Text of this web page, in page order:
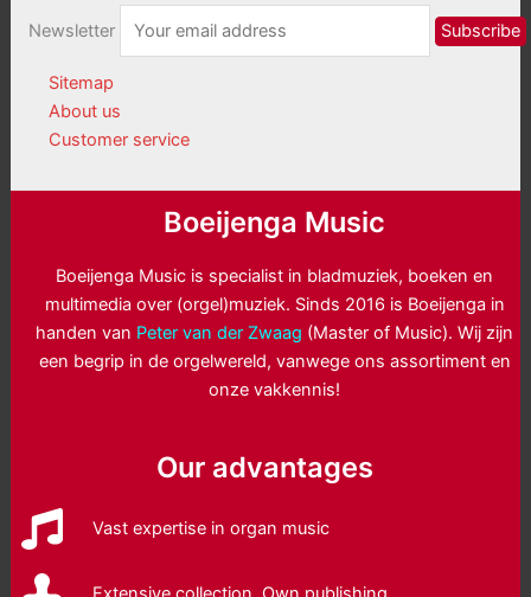
Newsletter
Sitemap
About us
Customer service
Boeijenga Music
Boeijenga Music is specialist in bladmuziek, boeken en
multimedia over (orgel)muziek. Sinds 2016 is Boeijenga in
handen van Peter van der Zwaag (Master of Music). Wij zijn
een begrip in de orgelwereld, vanwege ons assortiment en
onze vakkennis!
Our advantages
Vast expertise in organ music